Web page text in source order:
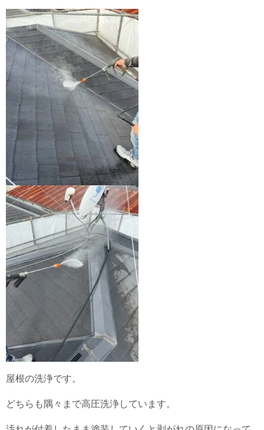
屋根の洗浄です。
どちらも隅々まで高圧洗浄しています。